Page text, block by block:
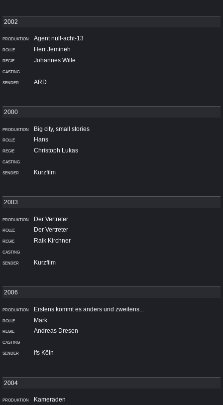
Agent null-acht-13
Herr Jemineh
Johannes Wille
ARD
Big city, small stories
Hans
Christoph Lukas
Kurzfilm
Der Vertreter
Der Vertreter
Raik Kirchner
Kurzfilm
Erstens kommt es anders und zweitens...
Mark
Andreas Dresen
ifs Köln
Kameraden